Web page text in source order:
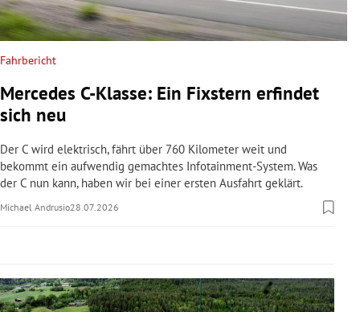
Untermenü
Untermenü
Untermenü
Untermenü
Untermenü
Untermenü
Fahrbericht
Mercedes C-Klasse: Ein Fixstern erfindet
sich neu
Der C wird elektrisch, fährt über 760 Kilometer weit und
bekommt ein aufwendig gemachtes Infotainment-System. Was
der C nun kann, haben wir bei einer ersten Ausfahrt geklärt.
Michael Andrusio28.07.2026